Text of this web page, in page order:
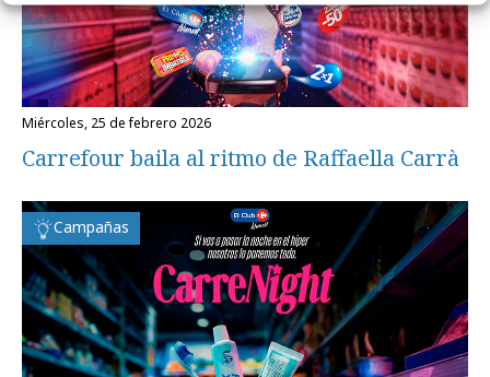
miércoles, 25 de febrero 2026
Carrefour baila al ritmo de Raffaella Carrà
Campañas